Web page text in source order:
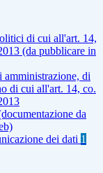
di cui all'art. 14,
(da pubblicare in
di
di cui all'art. 14, co.
da
dei dati 1